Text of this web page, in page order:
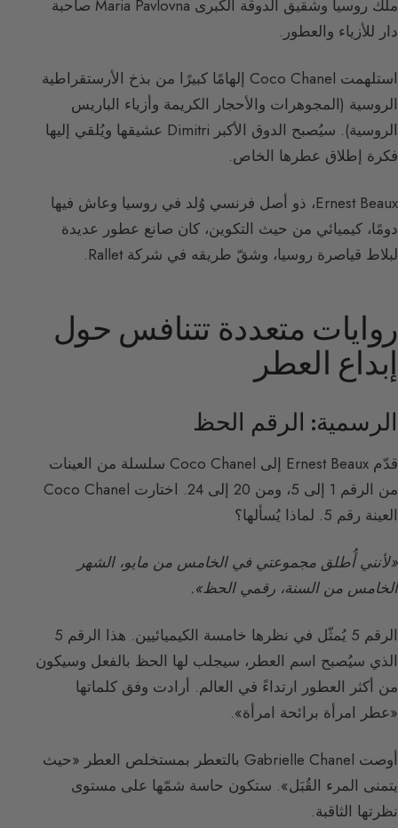
ملك روسيا وشقيق الدوقة الكبرى Maria Pavlovna صاحبة
دار للأزياء والعطور.
استلهمت Coco Chanel إلهامًا كبيرًا من بذخ الأرستقراطية
الروسية (المجوهرات والأحجار الكريمة وأزياء الباريس
الروسية). سيُصبح الدوق الأكبر Dimitri عشيقها ويُلقي إليها
فكرة إطلاق عطرها الخاص.
Ernest Beaux، ذو أصل فرنسي وُلد في روسيا وعاش فيها
دومًا، كيميائي من حيث التكوين، كان صانع عطور عديدة
لبلاط قياصرة روسيا، وشقّ طريقه في شركة Rallet.
روايات متعددة تتنافس حول
إبداع العطر
الرسمية: الرقم الحظ
قدّم Ernest Beaux إلى Coco Chanel سلسلة من العينات
من الرقم 1 إلى 5، ومن 20 إلى 24. اختارت Coco Chanel
العينة رقم 5. لماذا يُسألها؟
«لأنني أُطلق مجموعتي في الخامس من مايو، الشهر
الخامس من السنة، رقمي الحظ».
الرقم 5 يُمثّل في نظرها خامسة الكيميائيين. هذا الرقم 5
الذي سيُصبح اسم العطر، سيجلب لها الحظ بالفعل وسيكون
من أكثر العطور ارتداءً في العالم. أرادت وفق كلماتها
«عطر امرأة برائحة امرأة».
أوصت Gabrielle Chanel بالتعطر بمستخلص العطر «حيث
يتمنى المرء القُبَل». ستكون حاسة شمّها على مستوى
نظرتها الثاقبة.